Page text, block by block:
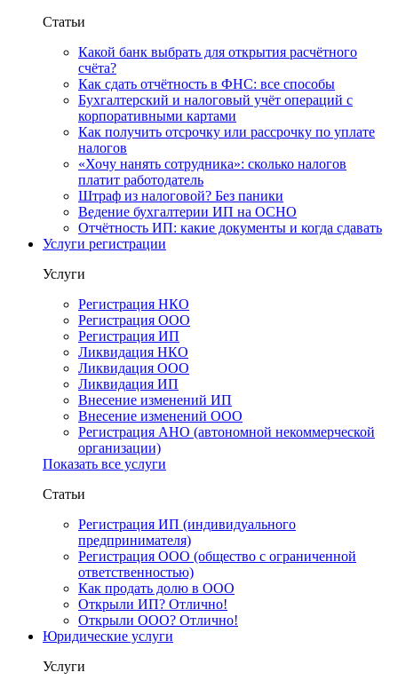
Статьи
Какой банк выбрать для открытия расчётного
счёта?
Как сдать отчётность в ФНС: все способы
Бухгалтерский и налоговый учёт операций с
корпоративными картами
Как получить отсрочку или рассрочку по уплате
налогов
«Хочу нанять сотрудника»: сколько налогов
платит работодатель
Штраф из налоговой? Без паники
Ведение бухгалтерии ИП на ОСНО
Отчётность ИП: какие документы и когда сдавать
Услуги регистрации
Услуги
Регистрация НКО
Регистрация ООО
Регистрация ИП
Ликвидация НКО
Ликвидация ООО
Ликвидация ИП
Внесение изменений ИП
Внесение изменений ООО
Регистрация АНО (автономной некоммерческой
организации)
Показать все услуги
Статьи
Регистрация ИП (индивидуального
предпринимателя)
Регистрация ООО (общество с ограниченной
ответственностью)
Как продать долю в ООО
Открыли ИП? Отлично!
Открыли ООО? Отлично!
Юридические услуги
Услуги